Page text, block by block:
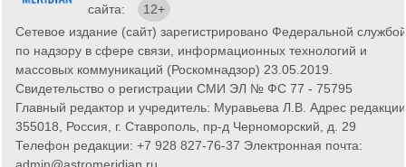
сайта:
12+
Сетевое издание (сайт) зарегистрировано Федеральной службой
по надзору в сфере связи, информационных технологий и
массовых коммуникаций (Роскомнадзор) 23.05.2019.
Свидетельство о регистрации СМИ ЭЛ № ФС 77 - 75795
Главный редактор и учредитель: Муравьева Л.В. Адрес
355018, Россия, г. Ставрополь, пр-д Черноморский, д. 29
Телефон редакции: +7 928 827-76-37 Электронная почта:
admin@astromeridian.ru